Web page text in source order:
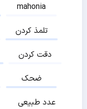
mahonia
تلمذ کردن
دقت کردن
ضحک
عدد طبیعی